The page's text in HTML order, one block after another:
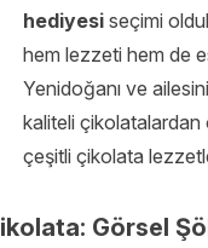
hediyesi seçimi
hem lezzeti hem de
Yenidoğanı ve
kaliteli çikolatalardan
çeşitli çikolata
Görsel